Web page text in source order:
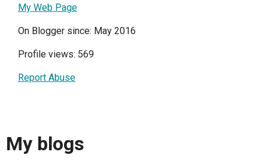
My Web Page
On Blogger since: May 2016
Profile views: 569
Report Abuse
My blogs